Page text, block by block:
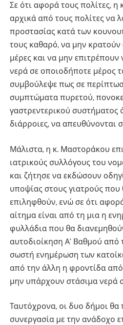
Σε ότι αφορά τους πολίτες,
αρχικά από τους πολίτες να
προστασίας κατά των
τους καθαρό, να μην
μέρες και να μην
νερά σε οποιοδήποτε μέρος
συμβούλεψε πως σε
συμπτώματα πυρετού,
γαστρεντερικού συστήματος
διάρροιες, να απευθύνονται
Μάλιστα, η κ. Μαστοράκου
ιατρικούς συλλόγους του
και ζήτησε να εκδώσουν
υποψίας στους γιατρούς που
επιληφθούν, ενώ σε ότι
αίτημα είναι από τη μια η
φυλλάδια που θα
αυτοδιοίκηση Α’ Βαθμού από
σωστή ενημέρωση των
από την άλλη η φροντίδα
μην υπάρχουν στάσιμα νερά
Ταυτόχρονα, οι δυο δήμοι θα
συνεργασία με την ανάδοχο